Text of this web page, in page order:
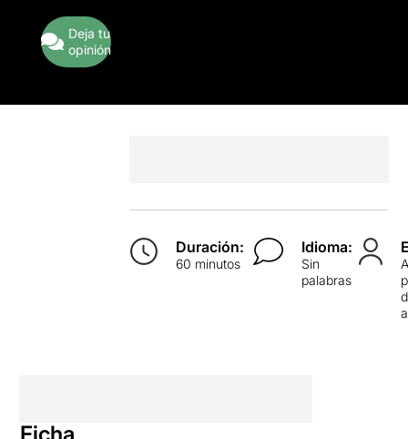
Deja tu
opinión
Duración:
60 minutos
Idioma:
Sin
palabras